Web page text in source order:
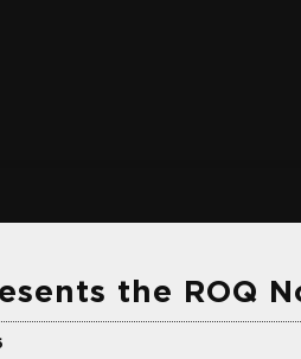
the ROQ